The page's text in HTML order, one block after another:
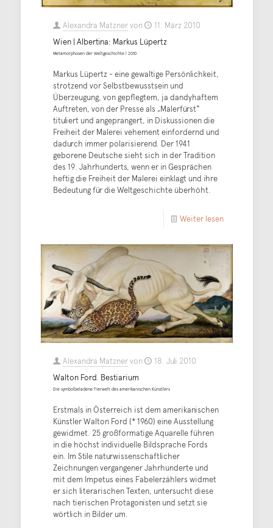
Alexandra Matznervon
11. März 2010
Wien | Albertina: Markus Lüpertz
Metamorphosen der Weltgeschichte | 2010
Markus Lüpertz - eine gewaltige Persönlichkeit,
strotzend vor Selbstbewusstsein und
Überzeugung, von gepflegtem, ja dandyhaftem
Auftreten, von der Presse als „Malerfürst“
tituliert und angeprangert, in Diskussionen die
Freiheit der Malerei vehement einfordernd und
dadurch immer polarisierend. Der 1941
geborene Deutsche sieht sich in der Tradition
des 19. Jahrhunderts, wenn er in Gesprächen
heftig die Freiheit der Malerei einklagt und ihre
Bedeutung für die Weltgeschichte überhöht.
Weiter lesen
Alexandra Matznervon
18. Juli 2010
Walton Ford. Bestiarium
Die symbolbeladene Tierwelt des amerikanischen Künstlers
Erstmals in Österreich ist dem amerikanischen
Künstler Walton Ford (* 1960) eine Ausstellung
gewidmet. 25 großformatige Aquarelle führen
in die höchst individuelle Bildsprache Fords
ein. Im Stile naturwissenschaftlicher
Zeichnungen vergangener Jahrhunderte und
mit dem Impetus eines Fabelerzählers widmet
er sich literarischen Texten, untersucht diese
nach tierischen Protagonisten und setzt sie
wörtlich in Bilder um.